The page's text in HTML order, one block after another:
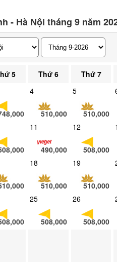
- Hà Nội tháng 9 năm
5 Thứ 6 Thứ 7
4
510,000
5
510,000
6
11
490,000
12
508,000
18
510,000
19
510,000
25
508,000
26
508,000